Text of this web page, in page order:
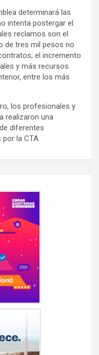
determinará las
intenta postergar el
reclamos son el
de tres mil pesos no
el incremento
y más recursos
entre los más
los profesionales y
realizaron una
diferentes
la CTA.